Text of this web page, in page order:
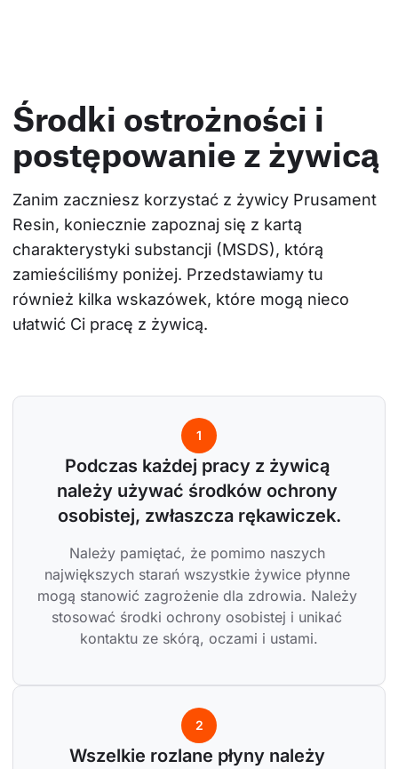
Środki ostrożności i
postępowanie z żywicą
Zanim zaczniesz korzystać z żywicy Prusament
Resin, koniecznie zapoznaj się z kartą
charakterystyki substancji (MSDS), którą
zamieściliśmy poniżej. Przedstawiamy tu
również kilka wskazówek, które mogą nieco
ułatwić Ci pracę z żywicą.
1
Podczas każdej pracy z żywicą
należy używać środków ochrony
osobistej, zwłaszcza rękawiczek.
Należy pamiętać, że pomimo naszych
największych starań wszystkie żywice płynne
mogą stanowić zagrożenie dla zdrowia. Należy
stosować środki ochrony osobistej i unikać
kontaktu ze skórą, oczami i ustami.
2
Wszelkie rozlane płyny należy